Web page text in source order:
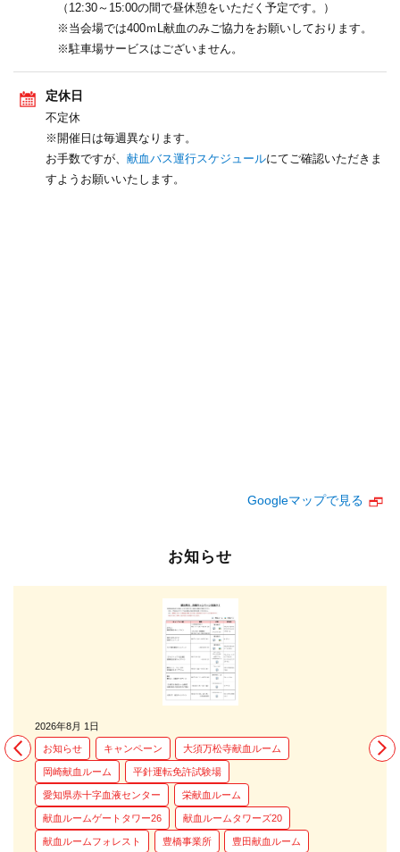
（12:30～15:00の間で昼休憩をいただく予定です。）
※当会場では400ｍL献血のみご協力をお願いしております。
※駐車場サービスはございません。
定休日
不定休
※開催日は毎週異なります。
お手数ですが、 献血バス運行スケジュールにてご確認いただきま
すようお願いいたします。
Googleマップで見る
お知らせ
2026年8月 1日
お知らせ キャンペーン 大須万松寺献血ルーム
岡崎献血ルーム 平針運転免許試験場
愛知県赤十字血液センター 栄献血ルーム
献血ルームゲートタワー26 献血ルームタワーズ20
献血ルームフォレスト 豊橋事業所 豊田献血ルーム